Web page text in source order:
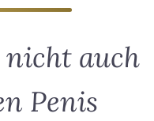
auch
Penis